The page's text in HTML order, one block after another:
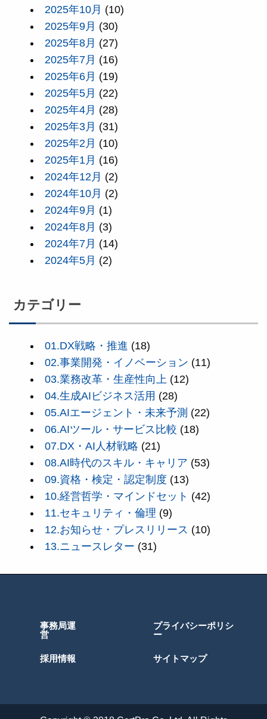
2025年10月 (10)
2025年9月 (30)
2025年8月 (27)
2025年7月 (16)
2025年6月 (19)
2025年5月 (22)
2025年4月 (28)
2025年3月 (31)
2025年2月 (10)
2025年1月 (16)
2024年12月 (2)
2024年10月 (2)
2024年9月 (1)
2024年8月 (3)
2024年7月 (14)
2024年5月 (2)
カテゴリー
01.DX戦略・推進 (18)
02.事業開発・イノベーション (11)
03.業務改革・生産性向上(12)
04.生成AIビジネス活用 (28)
05.AIエージェント・未来予測 (22)
06.AIツール・サービス比較 (18)
07.DX・AI人材戦略 (21)
08.AI時代のスキル・キャリア (53)
09.資格・検定・認定制度 (13)
10.経営哲学・マインドセット (42)
11.セキュリティ・倫理 (9)
12.お知らせ・プレスリリース (10)
13.ニュースレター (31)
事務局運
営
採用情報
プライバシーポリシ
ー
サイトマップ